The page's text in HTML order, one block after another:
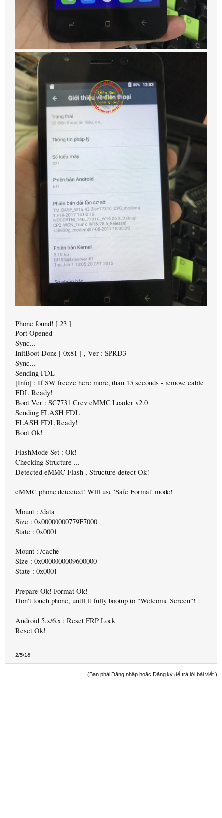
Phone found! [ 23 ]
Port Opened
Sync...
InitBoot Done [ 0x81 ] , Ver : SPRD3
Sync...
Sending FDL
[Info] : If SW freeze here more, than 15 seconds - remove cable
FDL Ready!
Boot Ver : SC7731 Crev eMMC Loader v2.0
Sending FLASH FDL
FLASH FDL Ready!
Boot Ok!
FlashMode Set : Ok!
Checking Structure ...
Detected eMMC Flash , Structure detect Ok!
eMMC phone detected! Will use 'Safe Format' mode!
Mount : /data
Size : 0x00000000779F7000
State : 0x0001
Mount : /cache
Size : 0x0000000009600000
State : 0x0001
Prepare Ok! Format Ok!
Don't touch phone, until it fully bootup to "Welcome Screen"!
Android 5.x/6.x : Reset FRP Lock
Reset Ok!
2/5/18
(Bạn phải Đăng nhập hoặc Đăng ký để trả lời bài viết.)